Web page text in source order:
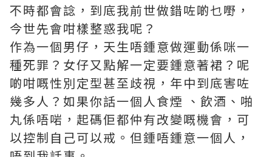
不時都會諗，到底我前世做錯咗啲乜嘢，
今世先會咁樣整惑我呢？
作為一個男仔，天生唔鍾意做運動係咪一
種死罪？女仔又點解一定要鍾意著裙？呢
啲咁嘅性別定型甚至歧視，年中到底害咗
幾多人？如果你話一個人食煙 、飲酒、啪
丸係唔啱，起碼佢都仲有改變嘅機會，可
以控制自己可以戒。但鍾唔鍾意一個人，